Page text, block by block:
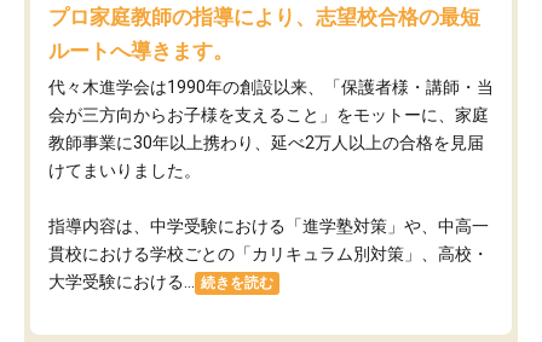
プロ家庭教師の指導により、志望校合格の最短
ルートへ導きます。
代々木進学会は1990年の創設以来、「保護者様・講師・当
会が三方向からお子様を支えること」をモットーに、家庭
教師事業に30年以上携わり、延べ2万人以上の合格を見届
けてまいりました。
指導内容は、中学受験における「進学塾対策」や、中高一
貫校における学校ごとの「カリキュラム別対策」、高校・
大学受験における...
続きを読む